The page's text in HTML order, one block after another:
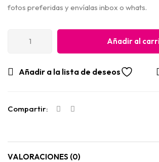
fotos preferidas y envíalas inbox o whats.
Añadir al
Añadir a la lista de deseos
Compartir:
VALORACIONES (0)